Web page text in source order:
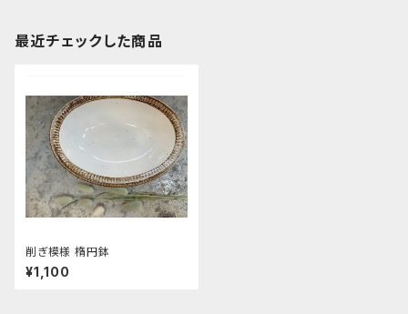
最近チェックした商品
削ぎ模様 楕円鉢
¥1,100